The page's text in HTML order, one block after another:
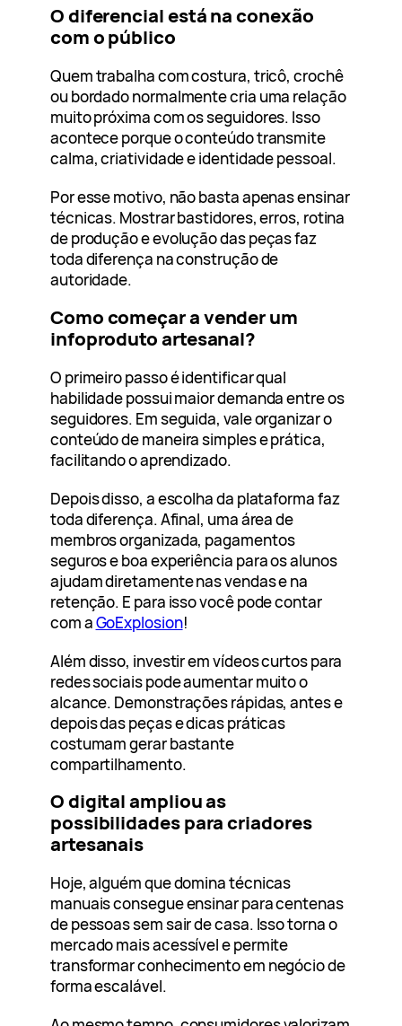
O diferencial está na conexão
com o público
Quem trabalha com costura, tricô, crochê
ou bordado normalmente cria uma relação
muito próxima com os seguidores. Isso
acontece porque o conteúdo transmite
calma, criatividade e identidade pessoal.
Por esse motivo, não basta apenas ensinar
técnicas. Mostrar bastidores, erros, rotina
de produção e evolução das peças faz
toda diferença na construção de
autoridade.
Como começar a vender um
infoproduto artesanal?
O primeiro passo é identificar qual
habilidade possui maior demanda entre os
seguidores. Em seguida, vale organizar o
conteúdo de maneira simples e prática,
facilitando o aprendizado.
Depois disso, a escolha da plataforma faz
toda diferença. Afinal, uma área de
membros organizada, pagamentos
seguros e boa experiência para os alunos
ajudam diretamente nas vendas e na
retenção. E para isso você pode contar
com aGoExplosion!
Além disso, investir em vídeos curtos para
redes sociais pode aumentar muito o
alcance. Demonstrações rápidas, antes e
depois das peças e dicas práticas
costumam gerar bastante
compartilhamento.
O digital ampliou as
possibilidades para criadores
artesanais
Hoje, alguém que domina técnicas
manuais consegue ensinar para centenas
de pessoas sem sair de casa. Isso torna o
mercado mais acessível e permite
transformar conhecimento em negócio de
forma escalável.